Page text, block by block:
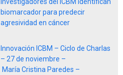
biomarcador para predecir
agresividad en cáncer
Innovación ICBM – Ciclo de Charlas
– 27 de noviembre –
María Cristina Paredes –